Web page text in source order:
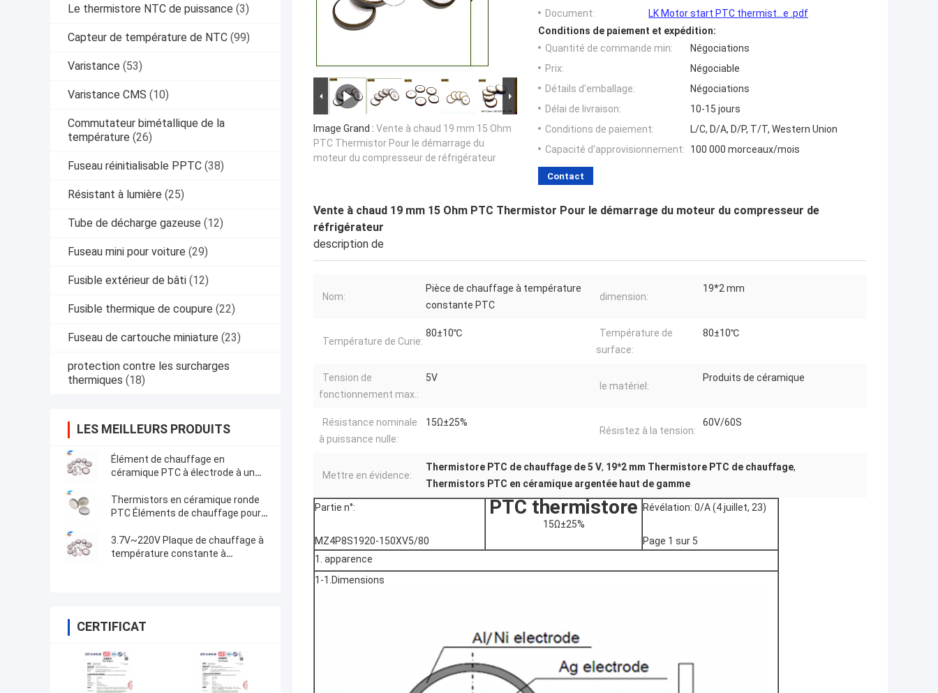
Le thermistore NTC de puissance (3)
Capteur de température de NTC (99)
Varistance (53)
Varistance CMS (10)
Commutateur bimétallique de la
température (26)
Fuseau réinitialisable PPTC (38)
Résistant à lumière (25)
Tube de décharge gazeuse (12)
Fuseau mini pour voiture (29)
Fusible extérieur de bâti (12)
Fusible thermique de coupure (22)
Fuseau de cartouche miniature (23)
protection contre les surcharges
thermiques (18)
LES MEILLEURS PRODUITS
Élément de chauffage en
céramique PTC à électrode à un
compact
Thermistors en céramique ronde
PTC Éléments de chauffage pour
automobile Pellets de qualité
supérieure
3.7V~220V Plaque de chauffage à
température constante à
CERTIFICAT
Image Grand : Vente à chaud 19 mm 15 Ohm
PTC Thermistor Pour le démarrage du
moteur du compresseur de réfrigérateur
Document:
LK Motor start PTC thermist...e .pdf
Conditions de paiement et expédition:
Quantité de commande min:
Négociations
Prix:
Négociable
Détails d'emballage:
Négociations
Délai de livraison:
10-15 jours
Conditions de paiement:
L/C, D/A, D/P, T/T, Western Union
Capacité d'approvisionnement:
100 000 morceaux/mois
Contact
Vente à chaud 19 mm 15 Ohm PTC Thermistor Pour le démarrage du moteur du compresseur de
réfrigérateur
description de
Nom:
Pièce de chauffage à température
constante PTC
dimension:
19*2 mm
Température de Curie:
80±10℃
Température de
surface:
80±10℃
Tension de
fonctionnement max.:
5V
le matériel:
Produits de céramique
Résistance nominale
à puissance nulle:
15Ω±25%
Résistez à la tension:
60V/60S
Mettre en évidence:
Thermistore PTC de chauffage de 5 V, 19*2 mm Thermistore PTC de chauffage,
Thermistors PTC en céramique argentée haut de gamme
Partie n°:
MZ4P8S1920-150XV5/80
PTC thermistore
15Ω±25%
Révélation: 0/A (4 juillet, 23)
Page 1 sur 5
1. apparence
1-1.Dimensions